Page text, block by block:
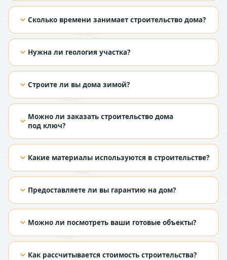
[TODO: добавить ответ из Figma]
Сколько времени занимает строительство дома?
[TODO: добавить ответ из Figma]
Нужна ли геология участка?
[TODO: добавить ответ из Figma]
Строите ли вы дома зимой?
[TODO: добавить ответ из Figma]
Можно ли заказать строительство дома
под ключ?
[TODO: добавить ответ из Figma]
Какие материалы используются в строительстве?
[TODO: добавить ответ из Figma]
Предоставляете ли вы гарантию на дом?
[TODO: добавить ответ из Figma]
Можно ли посмотреть ваши готовые объекты?
[TODO: добавить ответ из Figma]
Как рассчитывается стоимость строительства?